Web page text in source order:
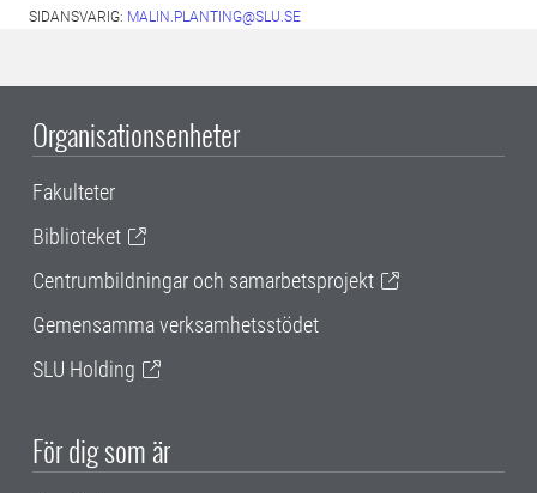
SIDANSVARIG: MALIN.PLANTING@SLU.SE
Organisationsenheter
Fakulteter
Biblioteket
Centrumbildningar och samarbetsprojekt
Gemensamma verksamhetsstödet
SLU Holding
För dig som är